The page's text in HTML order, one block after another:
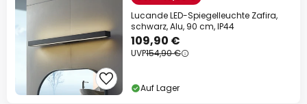
Lucande LED-Spiegelleuchte Zafira,
schwarz, Alu, 90 cm, IP44
109,90 €
UVP154,90 €
Auf Lager